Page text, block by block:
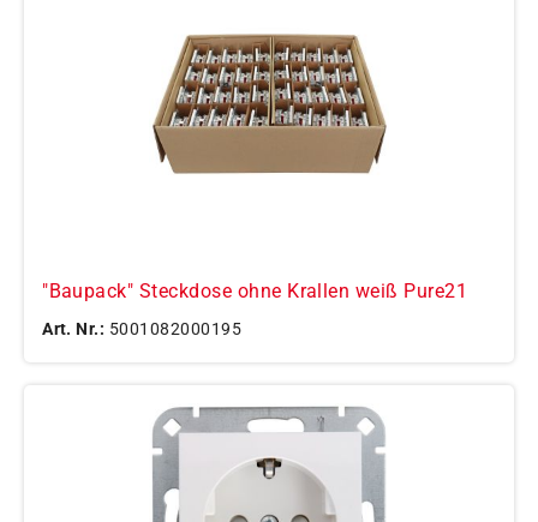
"Baupack" Steckdose ohne Krallen weiß Pure21
Art. Nr.: 5001082000195